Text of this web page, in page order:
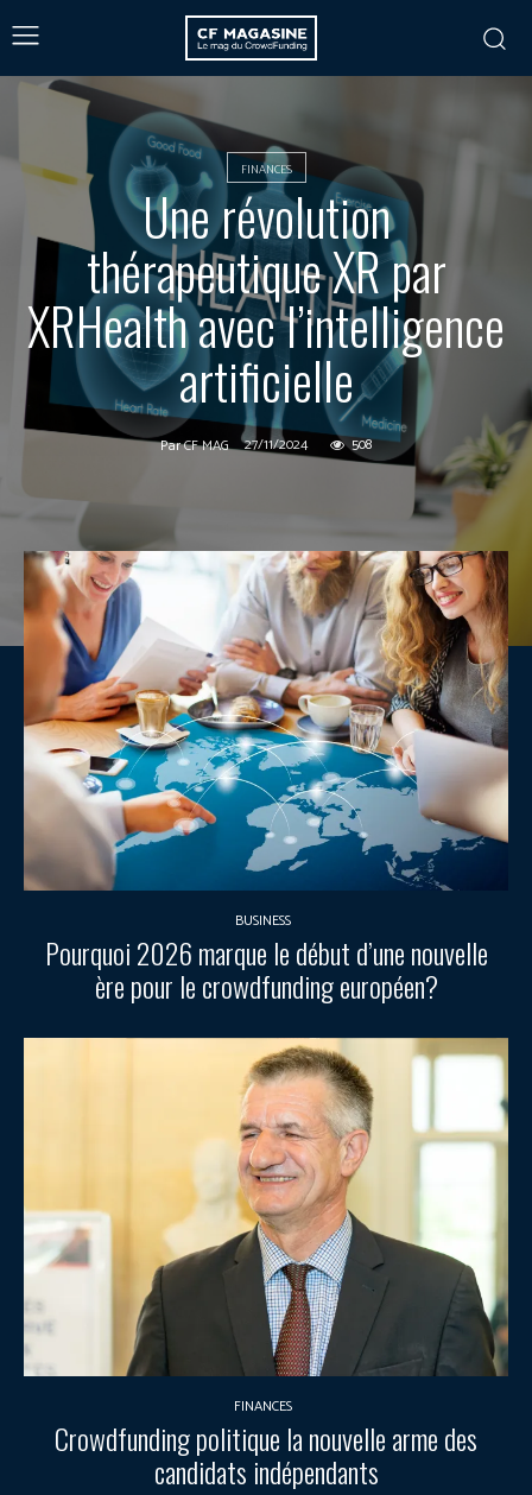
FINANCES
Une révolution
thérapeutique XR par
XRHealth avec l’intelligence
artificielle
ParCF MAG 27/11/2024 508
BUSINESS
Pourquoi 2026 marque le début d’une nouvelle
ère pour le crowdfunding européen?
FINANCES
Crowdfunding politique la nouvelle arme des
candidats indépendants